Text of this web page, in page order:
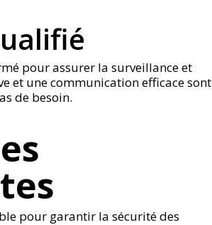
pour assurer la surveillance et
et une communication efficace sont
de besoin.
pour garantir la sécurité des